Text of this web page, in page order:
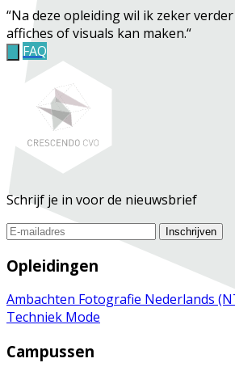
“Na deze opleiding wil ik zeker
affiches of visuals kan maken.“
FAQ
Schrijf je in voor de nieuwsbrief
Inschrijven
Opleidingen
Ambachten Fotografie Nederlands
Techniek Mode
Campussen